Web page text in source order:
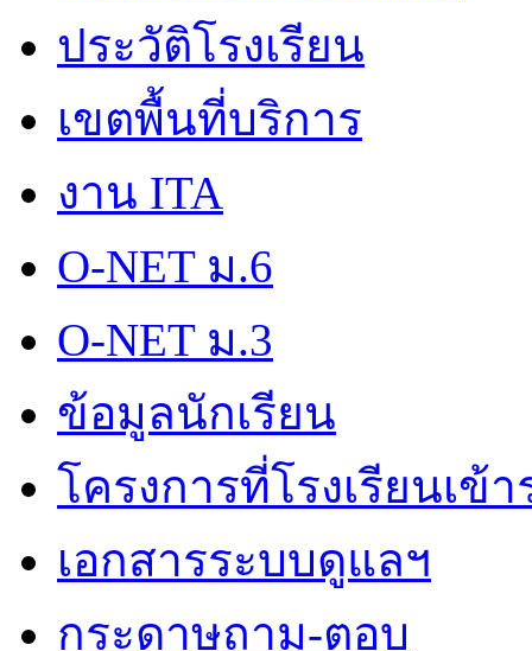
ประวัติโรงเรียน
เขตพื้นที่บริการ
งาน ITA
O-NET ม.6
O-NET ม.3
ข้อมูลนักเรียน
โครงการที่โรงเรียนเข้
เอกสารระบบดูแลฯ
กระดาษถาม-ตอบ